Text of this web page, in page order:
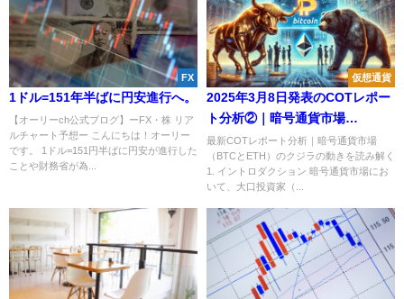
FX
1ドル=151年半ばに円安進行へ。
【オーリーch公式ブログ】ーFX・株 リア
ルチャート予想ー こんにちは！オーリー
です。 1ドル=151円半ばに円安が進行した
ことや財務省が為...
仮想通貨
2025年3月8日発表のCOTレポー
ト分析②｜暗号通貨市場
BTCETHのクジラの動向
最新COTレポート分析｜暗号通貨市場
（BTCとETH）のクジラの動きを読み解く
1. イントロダクション 暗号通貨市場にお
いて、大口投資家（...